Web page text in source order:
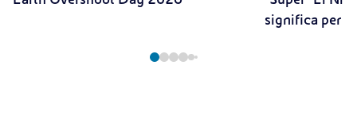
significa per il